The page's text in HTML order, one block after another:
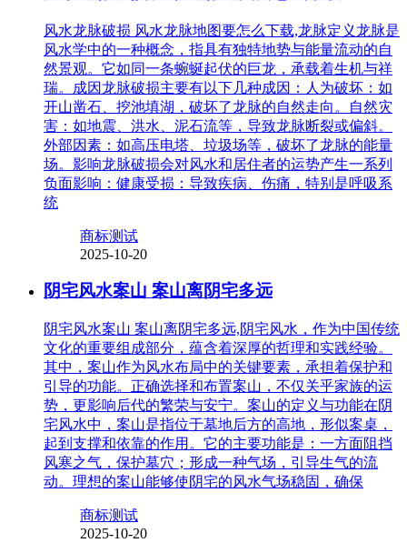
风水龙脉破损 风水龙脉地图要怎么下载,龙脉定义龙脉是
风水学中的一种概念，指具有独特地势与能量流动的自
然景观。它如同一条蜿蜒起伏的巨龙，承载着生机与祥
瑞。成因龙脉破损主要有以下几种成因：人为破坏：如
开山凿石、挖池填湖，破坏了龙脉的自然走向。自然灾
害：如地震、洪水、泥石流等，导致龙脉断裂或偏斜。
外部因素：如高压电塔、垃圾场等，破坏了龙脉的能量
场。影响龙脉破损会对风水和居住者的运势产生一系列
负面影响：健康受损：导致疾病、伤痛，特别是呼吸系
统
商标测试
2025-10-20
阴宅风水案山 案山离阴宅多远
阴宅风水案山 案山离阴宅多远,阴宅风水，作为中国传统
文化的重要组成部分，蕴含着深厚的哲理和实践经验。
其中，案山作为风水布局中的关键要素，承担着保护和
引导的功能。正确选择和布置案山，不仅关乎家族的运
势，更影响后代的繁荣与安宁。案山的定义与功能在阴
宅风水中，案山是指位于墓地后方的高地，形似案桌，
起到支撑和依靠的作用。它的主要功能是：一方面阻挡
风寒之气，保护墓穴；形成一种气场，引导生气的流
动。理想的案山能够使阴宅的风水气场稳固，确保
商标测试
2025-10-20